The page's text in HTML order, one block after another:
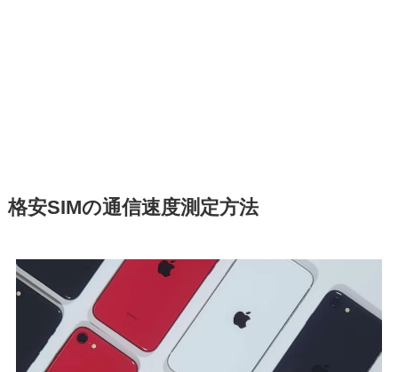
格安SIMの通信速度測定方法